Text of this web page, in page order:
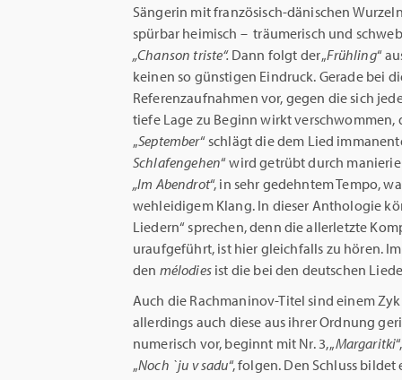
Sängerin mit französisch-dänischen
spürbar heimisch – ­ träumerisch und
„Chanson triste“.Dann folgt der „Frühling“
keinen so günstigen Eindruck. Gerade bei
Referenzaufnahmen vor, gegen die sich
tiefe Lage zu Beginn wirkt
„September“ schlägt die dem Lied
Schlafengehen“ wird getrübt durch
„Im Abendrot“, in sehr gedehntem Tempo,
wehleidigem Klang. In dieser Anthologie
Liedern“ sprechen, denn die allerletzte
uraufgeführt, ist hier gleichfalls zu hören.
den mélodiesist die bei den deutschen
Auch die Rachmaninov-Titel sind einem
allerdings auch diese aus ihrer Ordnung
numerisch vor, beginnt mit Nr. 3, „Margaritki
„Noch `ju vsadu“, folgen. Den Schluss bildet